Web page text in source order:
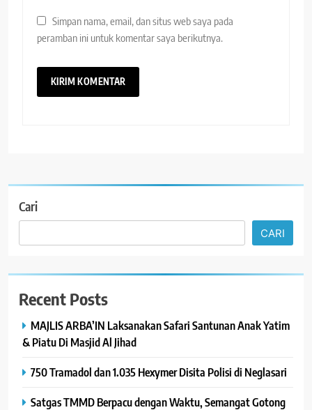
Simpan nama, email, dan situs web saya pada
peramban ini untuk komentar saya berikutnya.
Cari
CARI
Recent Posts
MAJLIS ARBA’IN Laksanakan Safari Santunan Anak Yatim
& Piatu Di Masjid Al Jihad
750 Tramadol dan 1.035 Hexymer Disita Polisi di Neglasari
Satgas TMMD Berpacu dengan Waktu, Semangat Gotong